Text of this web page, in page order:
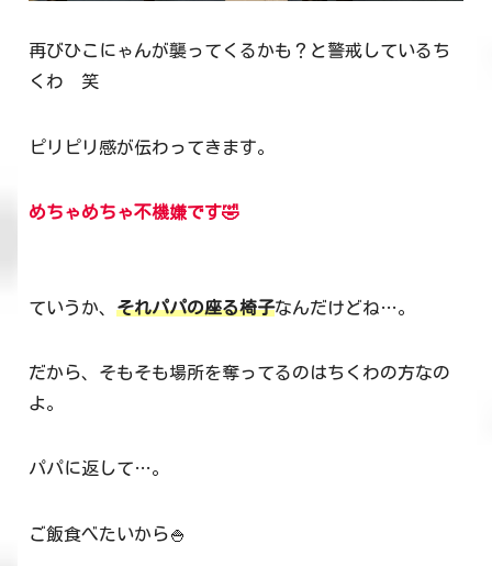
再びひこにゃんが襲ってくるかも？と警戒しているち
くわ 笑
ピリピリ感が伝わってきます。
めちゃめちゃ不機嫌です🤣
ていうか、 それパパの座る椅子なんだけどね…。
だから、そもそも場所を奪ってるのはちくわの方なの
よ。
パパに返して…。
ご飯食べたいから🍚